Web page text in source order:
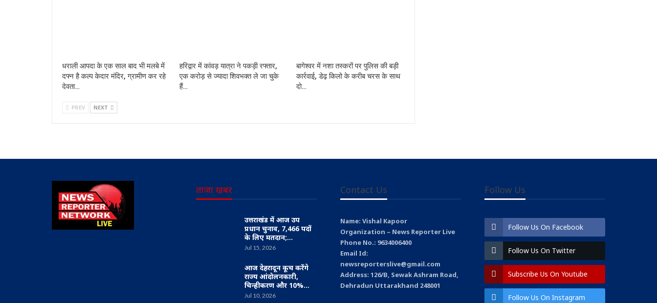
धराली आपदा के एक साल बाद भी मलबे में
दफ्न है कल्प केदार मंदिर, ग्रामीण कर रहे
देवता…
हरिद्वार में कांवड़ यात्रा ने पकड़ी रफ्तार,
एक करोड़ से ज्यादा शिवभक्त ले जा चुके
हैं…
बागेश्वर में नशा तस्करों पर पुलिस की बड़ी
कार्रवाई, डेढ़ किलो के करीब चरस के साथ
दो…
PREV NEXT
ताज़ा खबर
उत्तराखंड में आज उप
प्रधान चुनाव, 7,466 पदों
के लिए मतदान;…
Jul 15, 2026
आज देहरादून कूच करेंगे
राज्य आंदोलनकारी,
चिन्हीकरण और 10%…
Jul 10, 2026
Contact Us
Name: Vishal Kapoor
Organization – News Reporter Live
Phone No.: 9634006400
Email Id:
newsreporterslive@gmail.com
Address: 126/B, Sewak Ashram Road,
Dehradun Uttarakhand 248001
Follow Us
Follow Us On Facebook
Follow Us On Twitter
Subscribe Us On Youtube
Follow Us On Instagram